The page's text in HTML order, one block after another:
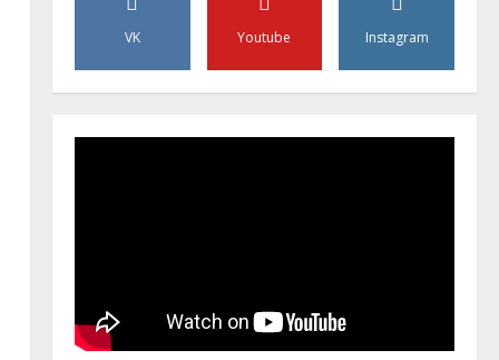
VK Youtube Instagram